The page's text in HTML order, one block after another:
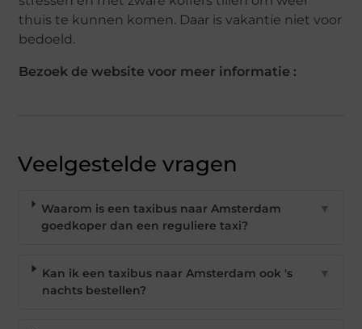
thuis te kunnen komen. Daar is vakantie niet voor
bedoeld.
Bezoek de website voor meer informatie :
Veelgestelde vragen
Waarom is een taxibus naar Amsterdam
goedkoper dan een reguliere taxi?
▼
Kan ik een taxibus naar Amsterdam ook 's
nachts bestellen?
▼